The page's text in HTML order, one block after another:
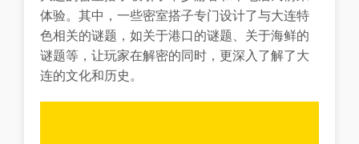
体验。其中，一些密室搭子专门设计了与大连特
色相关的谜题，如关于港口的谜题、关于海鲜的
谜题等，让玩家在解密的同时，更深入了解了大
连的文化和历史。